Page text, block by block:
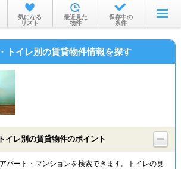
お部屋を探す
沿線・駅から
物件特集から
気になる
リスト
最近見た
物件
保存中の
条件
トイレ別の賃貸物件情報を探す
イレ別の賃貸物件のポイント
パート・マンションを検索できます。トイレの臭